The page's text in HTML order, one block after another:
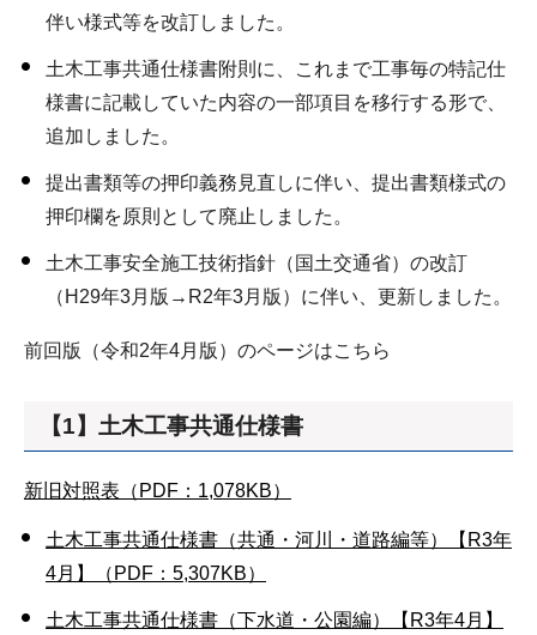
伴い様式等を改訂しました。
土木工事共通仕様書附則に、これまで工事毎の特記仕
様書に記載していた内容の一部項目を移行する形で、
追加しました。
提出書類等の押印義務見直しに伴い、提出書類様式の
押印欄を原則として廃止しました。
土木工事安全施工技術指針（国土交通省）の改訂
（H29年3月版→R2年3月版）に伴い、更新しました。
前回版（令和2年4月版）のページはこちら
【1】土木工事共通仕様書
新旧対照表（PDF：1,078KB）
土木工事共通仕様書（共通・河川・道路編等）【R3年
4月】（PDF：5,307KB）
土木工事共通仕様書（下水道・公園編）【R3年4月】